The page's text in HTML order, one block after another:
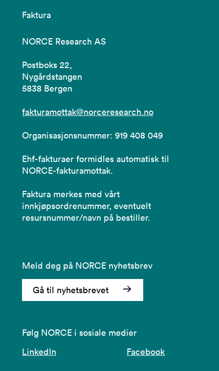
Faktura
NORCE Research AS
Postboks 22,
Nygårdstangen
5838 Bergen
fakturamottak@norceresearch.no
Organisasjonsnummer: 919 408 049
Ehf-fakturaer formidles automatisk til
NORCE-fakturamottak.
Faktura merkes med vårt
innkjøpsordrenummer, eventuelt
resursnummer/navn på bestiller.
Meld deg på NORCE nyhetsbrev
Gå til nyhetsbrevet
Følg NORCE i sosiale medier
LinkedIn
Facebook